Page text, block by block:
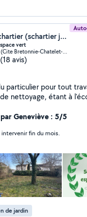
Jason Schartier (schartier jason)
vert
Montluçon (Cite Bretonnie-Chatelet-Favieres-Conches)
(18 avis)
particulier pour tout
nettoyage, étant à
Geneviève : 5/5
fin du mois.
de jardin